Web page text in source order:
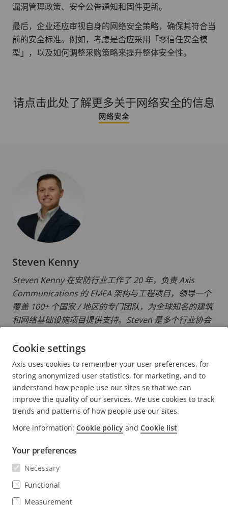
漏洞管理政策、安全公告通知和固件更新。
最后，企业还应审视自身的网络安全策略，确保其符合当
前的安全标准。例如，考虑是否应采用「零信任安全模
型」，以及如何调整采购策略来提升整体安全性。
请点击此处了解更多关于网络安全的信息
网络安全
Steven Kenny
Steven Kenny 在安防行业工作了 20 年，负责 Axis
Communications 的 EMEA 架构与工程项目，领导一个
覆盖 100+ 个国家 / 地区的专门团队，为全球知名的建筑
和网络基础设施项目提供支持。Steven 是多个行业协会
安防行业向前发展的专业标准和法规。
阅读更多 STEVEN 的帖子
Contact us
Experience Center
NEWS & STORIES
SUBSCRIBE
Cookie settings
Axis uses cookies to remember your user preferences, for
storing anonymized user statistics, for marketing, and to
understand how people use our sites so that we can
improve the quality of our services. We use cookies to track
trends and patterns of how people use our sites.
More information: Cookie policy and Cookie list
Your preferences
Necessary
Functional
Measurement